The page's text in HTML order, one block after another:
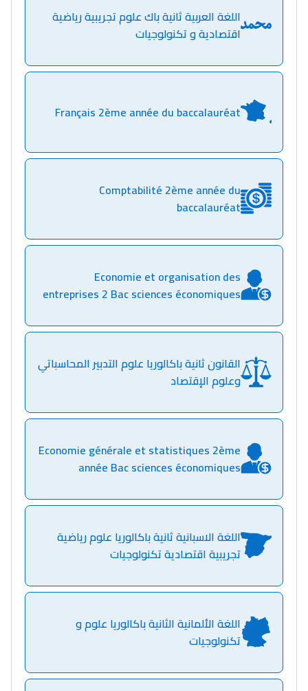
Lycée Maroc
Collège au Maroc
التعليم الثانوي الإعدادي
Post-Bac
+ de 78 Sujets
+ de 89 Interviews/Vidéos
دليل المهن
ما يزيد عن 149 مهنة
دليل التوجيه
اللغة العربية ثانية باك علوم تجريبية رياضية
اقتصادية و تكنولوجيات
Français 2ème année du baccalauréat
Comptabilité 2ème année du
baccalauréat
Economie et organisation des
entreprises 2 Bac sciences économiques
القانون ثانية باكالوريا علوم التدبير المحاسباتي
وعلوم الإقتصاد
Economie générale et statistiques 2ème
année Bac sciences économiques
اللغة الاسبانية ثانية باكالوريا علوم رياضية
تجريبية اقتصادية تكنولوجيات
اللغة الألمانية الثانية باكالوريا علوم و
تكنولوجيات